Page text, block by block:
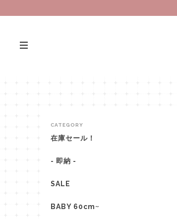
CATEGORY
在庫セール！
- 即納 -
SALE
BABY 60cm~